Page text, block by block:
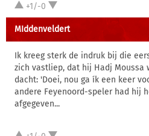
+1/-0
MIddenveldert
Ik kreeg sterk de indruk bij die
zich vastliep, dat hij Hadj Moussa
dacht: 'Doei, nou ga ík een keer
andere Feyenoord-speler had hij
afgegeven...